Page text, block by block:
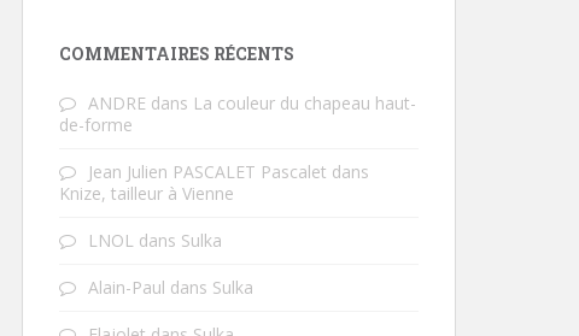
COMMENTAIRES RÉCENTS
ANDRE dans La couleur du chapeau haut-
de-forme
Jean Julien PASCALET Pascalet dans
Knize, tailleur à Vienne
LNOL dans Sulka
Alain-Paul dans Sulka